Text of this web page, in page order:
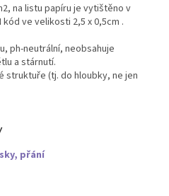
na listu papíru je vytištěno v
ve velikosti 2,5 x 0,5cm .
ph-neutrální, neobsahuje
a stárnutí.
struktuře (tj. do hloubky, ne jen
přání